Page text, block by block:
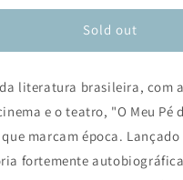
meu
de
lima
Sold out
literatura brasileira, com
e o teatro, "O Meu Pé
marcam época.
fortemente